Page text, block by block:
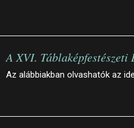
A XVI.
Az alábbiakban olvashatók az